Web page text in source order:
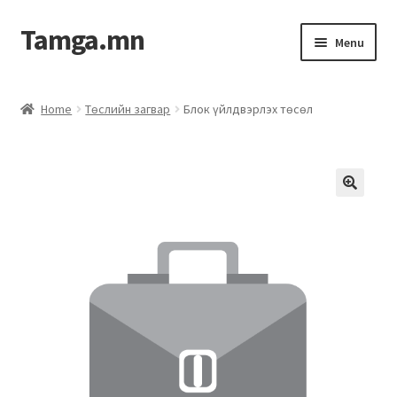
Tamga.mn Menu
Дотоод журмын багц
Home Төслийн загвар Блок үйлдвэрлэх төсөл